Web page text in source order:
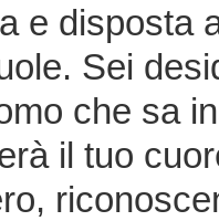
e disposta
Sei
che sa
il tuo